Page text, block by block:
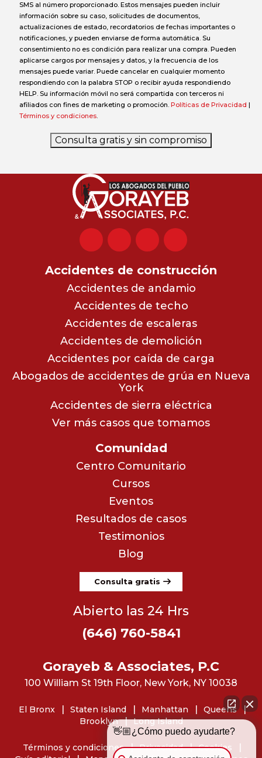
SMS al número proporcionado. Estos mensajes pueden incluir
información sobre su caso, solicitudes de documentos,
actualizaciones de estado, recordatorios de fechas importantes o
notificaciones, y pueden enviarse de forma automática. Su
consentimiento no es condición para realizar una compra. Pueden
aplicarse cargos por mensajes y datos, y la frecuencia de los
mensajes puede variar. Puede cancelar en cualquier momento
respondiendo con la palabra STOP o recibir ayuda respondiendo
HELP. Su información móvil no será compartida con terceros ni
afiliados con fines de marketing o promoción. Políticas de Privacidad |
Términos y condiciones.
Consulta gratis y sin compromiso
Accidentes de construcción
Accidentes de andamio
Accidentes de techo
Accidentes de escaleras
Accidentes de demolición
Accidentes por caída de carga
Abogados de accidentes de grúa en Nueva
York
Accidentes de sierra eléctrica
Ver más casos que tomamos
Comunidad
Centro Comunitario
Cursos
Eventos
Resultados de casos
Testimonios
Blog
Consulta gratis
Abierto las 24 Hrs
(646) 760-5841
Gorayeb & Associates, P.C
100 William St 19th Floor, New York, NY 10038
El Bronx Staten Island Manhattan
Queens
Brooklyn
Long Island
Términos y condiciones Privacidad
Cookies
👋🏼¿Cómo puedo ayudarte?